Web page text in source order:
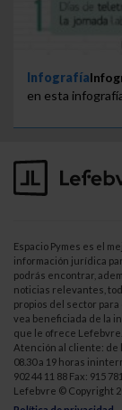
Infografía
en esta
Espacio Pymes es el
información jurídica
podrás encontrar,
noticias relevantes,
propios del sector
vea beneficiada de la
que le ofrece Lefebvre.
Atención al cliente: de
08.30 a 19 horas
902 44 11 88 Fax: 915
Lefebvre © Copyright